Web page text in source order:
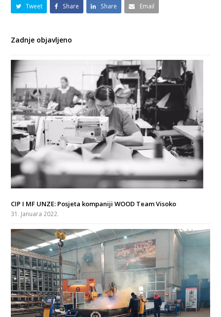
Tweet Share Share Email
Zadnje objavljeno
CIP I MF UNZE: Posjeta kompaniji WOOD Team Visoko
31. Januara 2022.